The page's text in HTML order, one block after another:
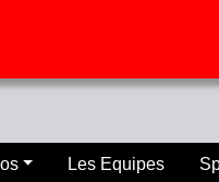
Les Equipes